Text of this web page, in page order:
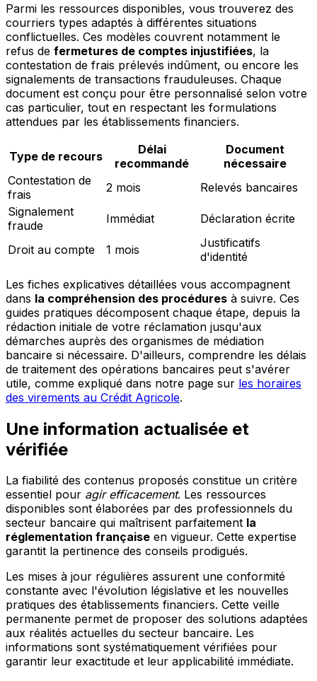
Parmi les ressources disponibles, vous trouverez des
courriers types adaptés à différentes situations
conflictuelles. Ces modèles couvrent notamment le
refus de fermetures de comptes injustifiées, la
contestation de frais prélevés indûment, ou encore les
signalements de transactions frauduleuses. Chaque
document est conçu pour être personnalisé selon votre
cas particulier, tout en respectant les formulations
attendues par les établissements financiers.
Type de recours
Délai
recommandé
Document
nécessaire
Contestation de
frais
2 mois
Relevés bancaires
Signalement
fraude
Immédiat Déclaration écrite
Droit au compte 1 mois
Justificatifs
d'identité
Les fiches explicatives détaillées vous accompagnent
dans la compréhension des procédures à suivre. Ces
guides pratiques décomposent chaque étape, depuis la
rédaction initiale de votre réclamation jusqu'aux
démarches auprès des organismes de médiation
bancaire si nécessaire. D'ailleurs, comprendre les délais
de traitement des opérations bancaires peut s'avérer
utile, comme expliqué dans notre page sur les horaires
des virements au Crédit Agricole.
Une information actualisée et
vérifiée
La fiabilité des contenus proposés constitue un critère
essentiel pour agir efficacement. Les ressources
disponibles sont élaborées par des professionnels du
secteur bancaire qui maîtrisent parfaitement la
réglementation française en vigueur. Cette expertise
garantit la pertinence des conseils prodigués.
Les mises à jour régulières assurent une conformité
constante avec l'évolution législative et les nouvelles
pratiques des établissements financiers. Cette veille
permanente permet de proposer des solutions adaptées
aux réalités actuelles du secteur bancaire. Les
informations sont systématiquement vérifiées pour
garantir leur exactitude et leur applicabilité immédiate.